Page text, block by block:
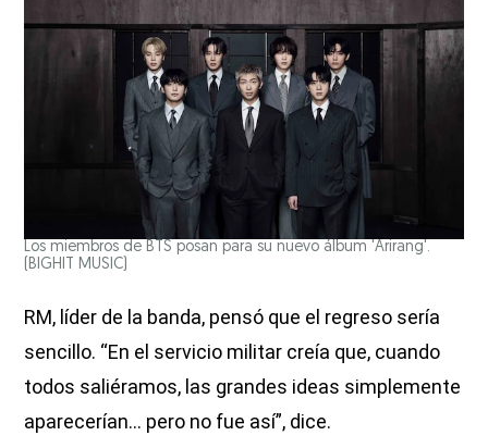
Los miembros de BTS posan para su nuevo álbum 'Arirang'.
(BIGHIT MUSIC)
RM, líder de la banda, pensó que el regreso sería
sencillo. “En el servicio militar creía que, cuando
todos saliéramos, las grandes ideas simplemente
aparecerían… pero no fue así”, dice.